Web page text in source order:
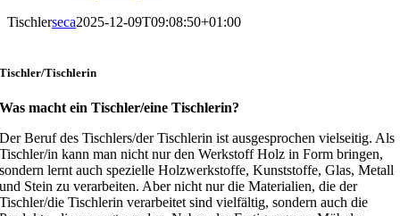
Tischlerseca2025-12-09T09:08:50+01:00
Tischler/Tischlerin
Was macht ein Tischler/eine Tischlerin?
Der Beruf des Tischlers/der Tischlerin ist ausgesprochen vielseitig. Als
Tischler/in kann man nicht nur den Werkstoff Holz in Form bringen,
sondern lernt auch spezielle Holzwerkstoffe, Kunststoffe, Glas, Metall
und Stein zu verarbeiten. Aber nicht nur die Materialien, die der
Tischler/die Tischlerin verarbeitet sind vielfältig, sondern auch die